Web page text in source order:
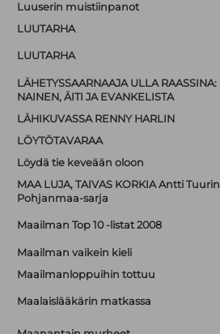
Luuserin muistiinpanot
LUUTARHA
LUUTARHA
LÄHETYSSAARNAAJA ULLA RAASSINA:
NAINEN, ÄITI JA EVANKELISTA
LÄHIKUVASSA RENNY HARLIN
LÖYTÖTAVARAA
Löydä tie keveään oloon
MAA LUJA, TAIVAS KORKIA Antti Tuurin
Pohjanmaa-sarja
Maailman Top 10 -listat 2008
Maailman vaikein kieli
Maailmanloppuihin tottuu
Maalaislääkärin matkassa